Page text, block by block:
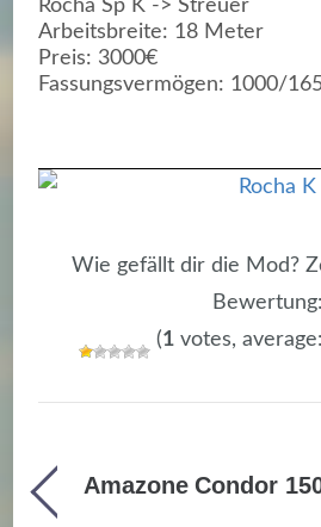
Rocha Sp K -> Streuer
Arbeitsbreite: 18 Meter
Preis: 3000€
Fassungsvermögen: 1000/
Wie gefällt dir die Mod?
Bewertung:
(1 votes, average:
Amazone Condor